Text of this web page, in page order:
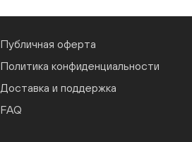
Публичная оферта
Политика конфиденциальности
Доставка и поддержка
FAQ